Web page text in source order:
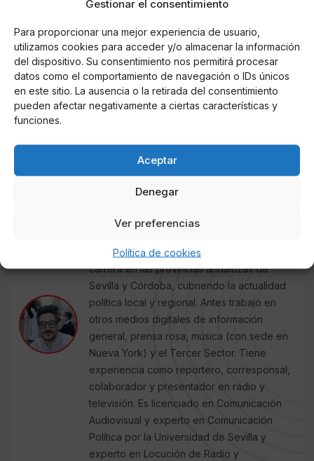
Gestionar el consentimiento
Para proporcionar una mejor experiencia de usuario,
utilizamos cookies para acceder y/o almacenar la información
del dispositivo. Su consentimiento nos permitirá procesar
datos como el comportamiento de navegación o IDs únicos
en este sitio. La ausencia o la retirada del consentimiento
pueden afectar negativamente a ciertas características y
funciones.
Aceptar
Denegar
Ver preferencias
Política de cookies
recursos disponibles para las mujeres que la sufren,
víctimas, produciendo un incremento de las
llamadas y consultas", ha asegurado el
departamento de la ministra Monteroen un
comunicado.
J. C. RUBIO
especializado en Televisión, Casa Real,
Sucesos, Obituarios y Redes Sociales
ha desarrollado la mayor parte de su
carrera en las provincias andaluzas de
Sevilla y Córdoba, cubriendo la actualidad
política local y regional. Antes trabajó en
otros medios digitales de información
general, prensa rosa, música (con sede en
Nueva York) y el Tercer Sector. Tiene
experiencia como reportero, corresponsal,
colaborador y presentador en radio y
televisión. Es licenciado en Comunicación
Audiovisual y experto en Comunicación
Política por la Universidad de Sevilla y
experto en Locución de Radio y